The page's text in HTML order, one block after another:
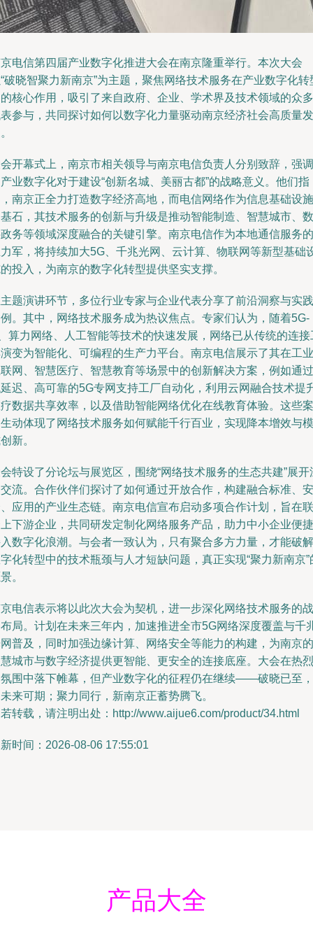
电信第四届产业数字化推进大会在南京隆重举行。本次大会
破晓智聚力新南京”为主题，聚焦网络技术服务在产业数字化转
核心作用，吸引了来自政府、企业、学术界及技术领域的众多
参与，共同探讨如何以数字化力量驱动南京经济社会高质量发
开幕式上，南京市相关领导与南京电信负责人分别致辞，强调
业数字化对于建设“创新名城、美丽古都”的战略意义。他们指
南京正全力打造数字经济高地，而电信网络作为信息基础设施
石，其技术服务的创新与升级是推动智能制造、智慧城市、数
务等领域深度融合的关键引擎。南京电信作为本地通信服务的
军，将持续加大5G、千兆光网、云计算、物联网等新型基础
投入，为南京的数字化转型提供坚实支撑。
题演讲环节，多位行业专家与企业代表分享了前沿洞察与实践
。其中，网络技术服务成为热议焦点。专家们认为，随着5G-
算力网络、人工智能等技术的快速发展，网络已从传统的连接
变为智能化、可编程的生产力平台。南京电信展示了其在工业
网、智慧医疗、智慧教育等场景中的创新解决方案，例如通过
迟、高可靠的5G专网支持工厂自动化，利用云网融合技术提
数据共享效率，以及借助智能网络优化在线教育体验。这些案
动体现了网络技术服务如何赋能千行百业，实现降本增效与模
新。
特设了分论坛与展览区，围绕“网络技术服务的生态共建”展开
流。合作伙伴们探讨了如何通过开放合作，构建融合标准、安
应用的产业生态链。南京电信宣布启动多项合作计划，旨在联
下游企业，共同研发定制化网络服务产品，助力中小企业便捷
数字化浪潮。与会者一致认为，只有聚合多方力量，才能破解
化转型中的技术瓶颈与人才短缺问题，真正实现“聚力新南京”
。
电信表示将以此次大会为契机，进一步深化网络技术服务的战
局。计划在未来三年内，加速推进全市5G网络深度覆盖与千
普及，同时加强边缘计算、网络安全等能力的构建，为南京的
城市与数字经济提供更智能、更安全的连接底座。大会在热烈
围中落下帷幕，但产业数字化的征程仍在继续——破晓已至，
来可期；聚力同行，新南京正蓄势腾飞。
转载，请注明出处：http://www.aijue6.com/product/34.html
时间：2026-08-06 17:55:01
产品大全